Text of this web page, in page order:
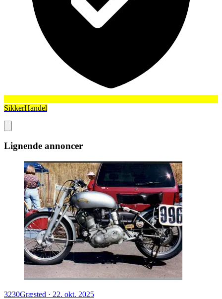
SikkerHandel
Lignende annoncer
3230Græsted · 22. okt. 2025